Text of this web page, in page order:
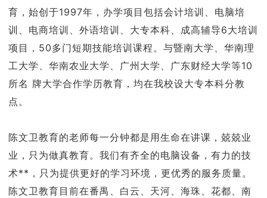
育，始创于1997年，办学项目包括会计培训、电脑培
训、电商培训、外语培训、大专本科、成高辅导6大培训
项目，50多门短期技能培训课程。与暨南大学、华南理
工大学、华南农业大学、广州大学、广东财经大学等10
所名 牌大学合作学历教育，均在我校设大专本科分教
点。
陈文卫教育的老师每一分钟都是用生命在讲课，兢兢业
业，只为做真教育。我们有齐全的电脑设备，有力的技
术**，只为提供更好的学习环境，更优秀的服务质量。
陈文卫教育目前在番禺、白云、天河、海珠、花都、南